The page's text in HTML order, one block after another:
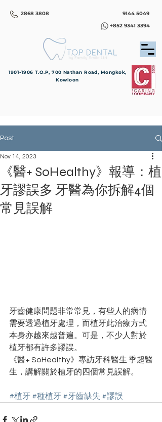
2868 3808
9144 5049
+852 9341 3394
1901-1906 T.O.P, 700 Nathan Road, Mongkok,
Kowloon
Post
《醫+ SoHealthy》報導：植
牙謬誤多 牙醫為你拆解4個
常見誤解
Nov 14, 2023
牙齒健康問題非常常見，有些人的病情
需要透過植牙處理，而植牙此治療方式
本身亦越來越普遍。可是，不少人對於
植牙都有許多謬誤。
《醫+ SoHealthy》專訪牙科醫生 季超醫
生，講解關於植牙的四個常見誤解。
#植牙 #種植牙 #牙齒缺失 #謬誤